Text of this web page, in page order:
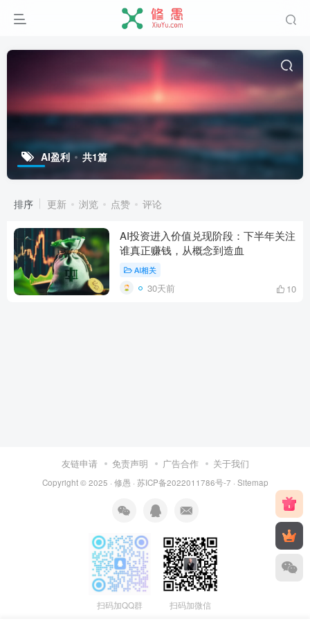
AI盈利 共1篇
排序 更新 浏览 点赞 评论
AI投资进入价值兑现阶段：下半年关注
谁真正赚钱，从概念到造血
AI相关
30天前 10
友链申请 免责声明 广告合作 关于我们
Copyright © 2025 · 修愚 · 苏ICP备2022011786号-7 · Sitemap
扫码加QQ群 扫码加微信